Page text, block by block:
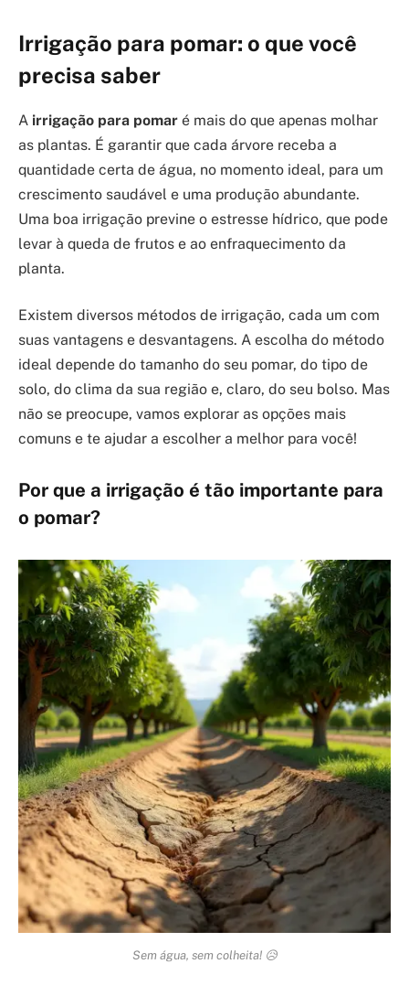
Irrigação para pomar: o que você
precisa saber
A irrigação para pomar é mais do que apenas molhar
as plantas. É garantir que cada árvore receba a
quantidade certa de água, no momento ideal, para um
crescimento saudável e uma produção abundante.
Uma boa irrigação previne o estresse hídrico, que pode
levar à queda de frutos e ao enfraquecimento da
planta.
Existem diversos métodos de irrigação, cada um com
suas vantagens e desvantagens. A escolha do método
ideal depende do tamanho do seu pomar, do tipo de
solo, do clima da sua região e, claro, do seu bolso. Mas
não se preocupe, vamos explorar as opções mais
comuns e te ajudar a escolher a melhor para você!
Por que a irrigação é tão importante para
o pomar?
Sem água, sem colheita! 😥